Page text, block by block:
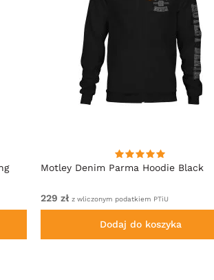
Motley Denim Parma Hoodie Black
229 zł z wliczonym podatkiem PTiU
Dodaj do koszyka